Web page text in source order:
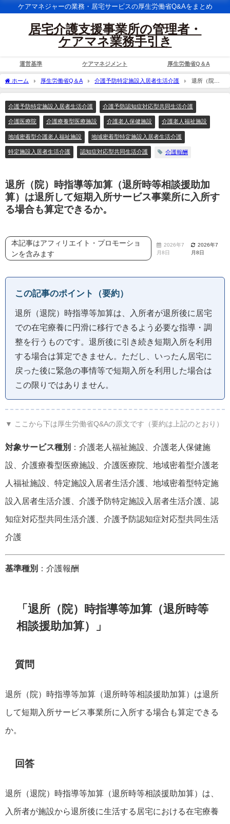
ケアマネジャーの業務・居宅サービスの厚生労働省Q&Aをまとめ
居宅介護支援事業所の管理者・
ケアマネ業務手引き
運営基準 ケアマネジメント 厚生労働省Q＆A
ホーム 厚生労働省Q＆A 介護予防特定施設入居者生活介護
退所（院）
時指導等加算（退所時等相談援助加算）は退所して短期入所サービス事業所に入所す
介護予防特定施設入居者生活介護
介護予防認知症対応型共同生活介護
介護医療院 介護療養型医療施設 介護老人保健施設 介護老人福祉施設
地域密着型介護老人福祉施設 地域密着型特定施設入居者生活介護
特定施設入居者生活介護 認知症対応型共同生活介護 介護報酬
退所（院）時指導等加算（退所時等相談援助加
算）は退所して短期入所サービス事業所に入所す
る場合も算定できるか。
本記事はアフィリエイト・プロモーショ
ンを含みます
2026年7
月8日
2026年7
月8日
この記事のポイント（要約）
退所（退院）時指導等加算は、入所者が退所後に居宅
での在宅療養に円滑に移行できるよう必要な指導・調
整を行うものです。退所後に引き続き短期入所を利用
する場合は算定できません。ただし、いったん居宅に
戻った後に緊急の事情等で短期入所を利用した場合は
この限りではありません。
▼ ここから下は厚生労働省Q&Aの原文です（要約は上記のとおり）
対象サービス種別 ：介護老人福祉施設、介護老人保健施
設、介護療養型医療施設、介護医療院、地域密着型介護老
人福祉施設、特定施設入居者生活介護、地域密着型特定施
設入居者生活介護、介護予防特定施設入居者生活介護、認
知症対応型共同生活介護、介護予防認知症対応型共同生活
介護
基準種別 ：介護報酬
「退所（院）時指導等加算（退所時等
相談援助加算）」
質問
退所（院）時指導等加算（退所時等相談援助加算）は退所
して短期入所サービス事業所に入所する場合も算定できる
か。
回答
退所（退院）時指導等加算（退所時等相談援助加算）は、
入所者が施設から退所後に生活する居宅における在宅療養